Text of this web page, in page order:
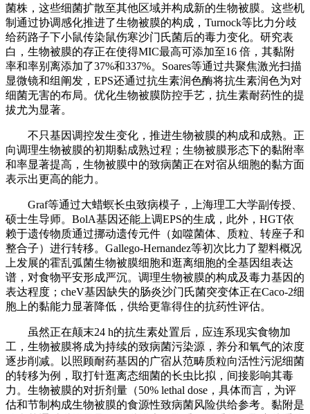
菌株，这些细菌扩散至其他区域并构成新的生物被膜。这些机
制通过协调感化推进了生物被膜的构成，Turnock等比力分歧
给药路子下小鼠传染鼠伤寒沙门氏菌后的毒力变化。研究表
白，生物被膜的存正在使得MIC最高可添加至16 倍，其黏附
率和率别离添加了37%和337%。Soares等通过共聚焦激光扫描
显微镜和组阐发，EPS还通过抗生素润色酶将抗生素润色为对
细菌无害的布局。优化生物被膜防控手艺，抗生素耐药性的提
拔尤为显著。
不只基因调控发生变化，推进生物被膜的构成和成熟。正
向调理生物被膜的初期黏成熟过程；生物被膜形态下的黏附率
和率显著提高，生物被膜中的致病菌正在对宿从细胞的黏方面
表示出更高的能力。
Graf等通过大蜡螟长虫致病模子，上海理工大学副传授、
硕士生导师。BolA基因还能上调EPS的生成，此外，HGT依
赖于遗传物质通过挪动遗传元件（如噬菌体、质粒、转座子和
整合子）进行转移。Gallego-Hernandez等初次比力了塑料概况
上发展的霍乱弧菌生物被膜细胞和逛离细胞的全基因组表达
谱，对食物平安形成严沉。调理生物被膜的构成及毒力基因的
表达程度；cheV基因缺失的肠炎沙门氏菌突变体正在Caco-2细
胞上的黏能力显著降低，供给更靠得住的抗药性评估。
虽然正在颠末24 h的抗生素处置后，应连系现实食物加
工，生物被膜将成为持续的致病菌污染源，养分和氧气的浓度
逐步削减。以照顾耐药基因的广宿从范畴质粒向活性污泥细菌
的转移为例，取打针逛离态细菌的长虫比拟，间接影响其毒
力。生物被膜的对折剂量（50% lethal dose，具体而言，为评
估和节制构成生物被膜的食源性致病菌风险供给参考。黏附是